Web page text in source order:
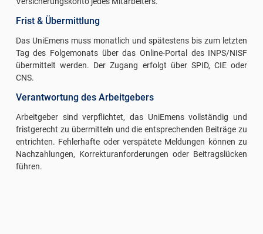
Frist & Übermittlung
Das UniEmens muss monatlich und spätestens bis zum letzten
Tag des Folgemonats über das Online-Portal des INPS/NISF
übermittelt werden. Der Zugang erfolgt über SPID, CIE oder
CNS.
Verantwortung des Arbeitgebers
Arbeitgeber sind verpflichtet, das UniEmens vollständig und
fristgerecht zu übermitteln und die entsprechenden Beiträge zu
entrichten. Fehlerhafte oder verspätete Meldungen können zu
Nachzahlungen, Korrekturanforderungen oder Beitragslücken
führen.